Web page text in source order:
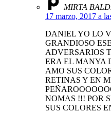
MIRTA
17 marzo, 2017 a
DANIEL YO LO
GRANDIOSO
ADVERSARIOS
ERA EL MANYA
AMO SUS
RETINAS Y EN
NOMAS !!! POR
SUS COLORES